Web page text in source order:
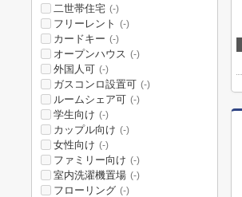
二世帯住宅 (-)
フリーレント (-)
カードキー (-)
オープンハウス (-)
外国人可 (-)
ガスコンロ設置可 (-)
ルームシェア可 (-)
学生向け (-)
カップル向け (-)
女性向け (-)
ファミリー向け (-)
室内洗濯機置場 (-)
フローリング (-)